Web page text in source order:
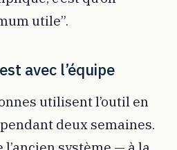
utile”.
avec l’équipe
utilisent l’outil en
deux semaines.